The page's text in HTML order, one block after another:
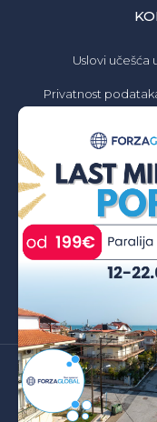
Uslovi učešća
Privatnost
Letovanje 2026
Grčka Letovanje
2026 All inclusive
Sajt je informativnog